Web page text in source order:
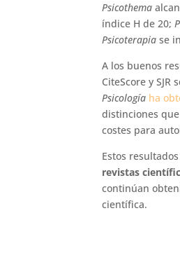
Psicothema
índice H de 20;
Psicoterapia se
A los buenos
CiteScore y
Psicología ha
distinciones
costes para
Estos
revistas
continúan
científica.